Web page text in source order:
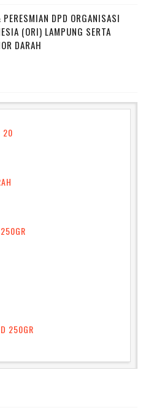
DPD ORGANISASI
(ORI) LAMPUNG SERTA
DARAH
20
250GR